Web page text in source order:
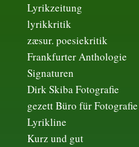
Lyrikzeitung
lyrikkritik
zæsur. poesiekritik
Frankfurter Anthologie
Signaturen
Dirk Skiba Fotografie
gezett Büro für Fotografie
Lyrikline
Kurz und gut